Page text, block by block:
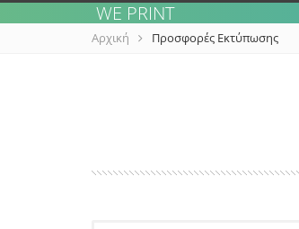
WE PRINT
Αρχική Προσφορές Εκτύπωσης